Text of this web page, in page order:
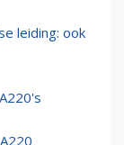
leiding: ook